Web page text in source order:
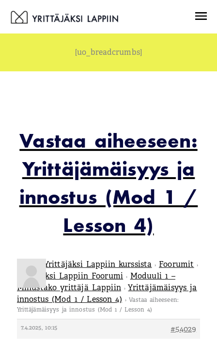
sisältöön
[uo_breadcrumbs]
Vastaa aiheeseen:
Yrittäjämäisyys ja
innostus (Mod 1 /
Lesson 4)
Tietoa Yrittäjäksi Lappiin kurssista › Foorumit ›
Yrittäjäksi Lappiin Foorumi › Moduuli 1 –
Minustako yrittäjä Lappiin › Yrittäjämäisyys ja
innostus (Mod 1 / Lesson 4) › Vastaa aiheeseen:
Yrittäjämäisyys ja innostus (Mod 1 / Lesson 4)
7.4.2025, 10:15 #54029